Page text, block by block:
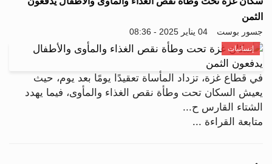
الثمن
جسور بوست 04 يناير 2025 - 08:36
إنسانيات
في قطاع غزة، تزداد المأساة تعقيدًا يومًا بعد يوم، حيث
يعيش السكان تحت وطأة نقص الغذاء والمأوى، فيما يهدد
الشتاء القارس ح...
متابعة القراءة ...